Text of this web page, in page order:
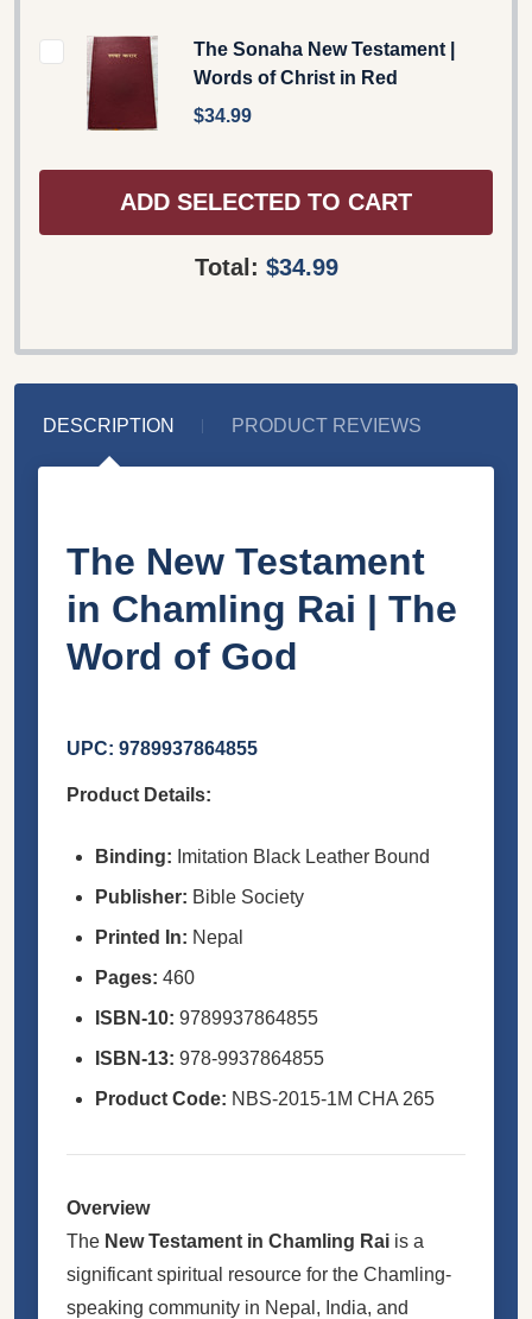
The Sonaha New Testament |
Words of Christ in Red
$34.99
ADD SELECTED TO CART
Total: $34.99
DESCRIPTION PRODUCT REVIEWS
The New Testament
in Chamling Rai | The
Word of God
UPC: 9789937864855
Product Details:
Binding: Imitation Black Leather Bound
Publisher: Bible Society
Printed In: Nepal
Pages: 460
ISBN-10: 9789937864855
ISBN-13: 978-9937864855
Product Code: NBS-2015-1M CHA 265
Overview
The New Testament in Chamling Rai is a
significant spiritual resource for the Chamling-
speaking community in Nepal, India, and